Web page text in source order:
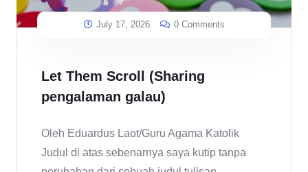
July 17, 2026 0 Comments
Let Them Scroll (Sharing
pengalaman galau)
Oleh Eduardus Laot/Guru Agama Katolik
Judul di atas sebenarnya saya kutip tanpa